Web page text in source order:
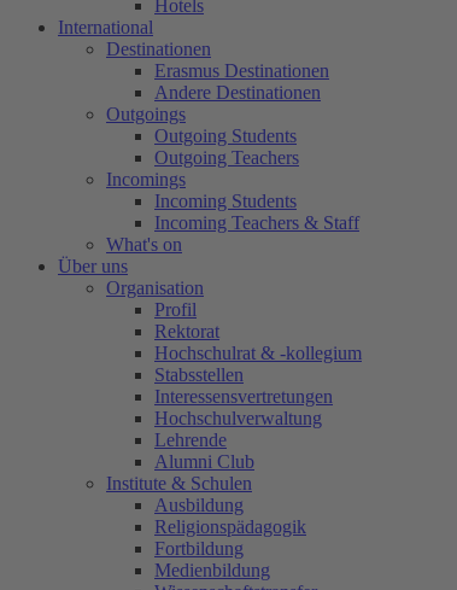
Hotels
International
Destinationen
Erasmus Destinationen
Andere Destinationen
Outgoings
Outgoing Students
Outgoing Teachers
Incomings
Incoming Students
Incoming Teachers & Staff
What's on
Über uns
Organisation
Profil
Rektorat
Hochschulrat & -kollegium
Stabsstellen
Interessensvertretungen
Hochschulverwaltung
Lehrende
Alumni Club
Institute & Schulen
Ausbildung
Religionspädagogik
Fortbildung
Medienbildung